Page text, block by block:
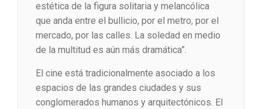
estética de la figura solitaria y melancólica
que anda entre el bullicio, por el metro, por el
mercado, por las calles. La soledad en medio
de la multitud es aún más dramática”.
El cine está tradicionalmente asociado a los
espacios de las grandes ciudades y sus
conglomerados humanos y arquitectónicos. El